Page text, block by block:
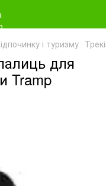
і туризму
для
Tramp